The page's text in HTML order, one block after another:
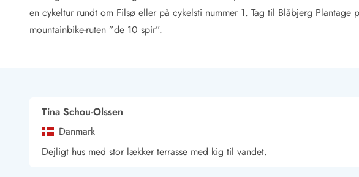
Rav - find det selv langs Vesterhavet
Indendørs legelande
Zoologiske haver og dyreparker
Svømmehaller og badelande
Golfferie i sommerhus
Fitness og træning
en cykeltur rundt om Filsø eller på cykelsti nummer 1. Tag til Blåbjerg
mountainbike-ruten ”de 10 spir”.
Tina Schou-Olssen
Danmark
Dejligt hus med stor lækker terrasse med kig til vandet.